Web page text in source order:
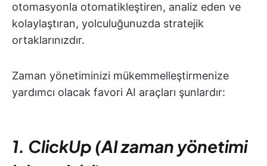
otomasyonla otomatikleştiren, analiz eden ve
kolaylaştıran, yolculuğunuzda stratejik
ortaklarınızdır.
Zaman yönetiminizi mükemmelleştirmenize
yardımcı olacak favori AI araçları şunlardır:
1. ClickUp (AI zaman yönetimi